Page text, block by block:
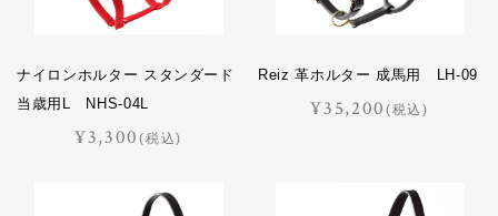
ナイロンホルター スタンダード
当歳用L NHS-04L
¥3,300(税込)
Reiz 革ホルター 成馬用 LH-09
¥35,200(税込)